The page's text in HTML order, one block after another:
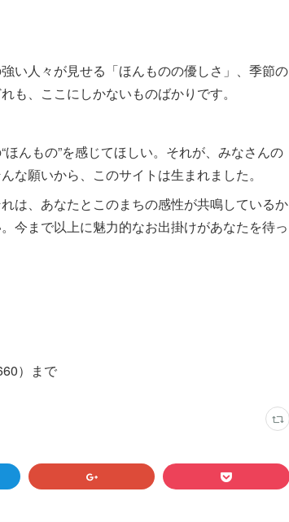
い人々が見せる「ほんものの優しさ」、季節の
、ここにしかないものばかりです。
んもの”を感じてほしい。それが、みなさんの
願いから、このサイトは生まれました。
は、あなたとこのまちの感性が共鳴しているか
今まで以上に魅力的なお出掛けがあなたを待っ
）まで